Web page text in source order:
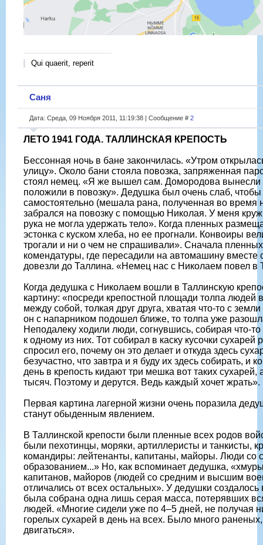
Qui quaerit, reperit
Саня
Дата: Среда, 09 Ноября 2011, 11:19:38 | Сообщение # 2
ЛЕТО 1941 ГОДА. ТАЛЛИНСКАЯ КРЕПОСТЬ
Бессонная ночь в бане закончилась. «Утром
улицу». Около бани стояла повозка, запряженная
стоял немец. «Я же вышел сам. Домородова вынесли
положили в повозку». Дедушка был очень слаб, чтобы
самостоятельно (мешала рана, полученная во время
забрался на повозку с помощью Николая. У меня
рука не могла удержать тело». Когда пленных
эстонка с куском хлеба, но ее прогнали. Конвоиры
трогали и ни о чем не спрашивали». Сначала
комендатуры, где пересадили на автомашину вместе
довезли до Таллина. «Немец нас с Николаем повел в
Когда дедушка с Николаем вошли в Таллинскую
картину: «посреди крепостной площади толпа людей
между собой, толкая друг друга, хватая что-то с земли
он с напарником подошел ближе, то толпа уже
Неподалеку ходили люди, согнувшись, собирая что-
к одному из них. Тот собирал в каску кусочки
спросил его, почему он это делает и откуда здесь
безучастно, что завтра и я буду их здесь собирать, и
день в крепость кидают три мешка вот таких сухарей,
тысяч. Поэтому и дерутся. Ведь каждый хочет жрать».
Первая картина лагерной жизни очень поразила
станут обыденным явлением.
В Таллинской крепости были пленные всех родов
были пехотинцы, моряки, артиллеристы и танкисты,
командиры: лейтенанты, капитаны, майоры. Люди
образованием...» Но, как вспоминает дедушка,
капитанов, майоров (людей со средним и высшим
отличались от всех остальных». У дедушки создалось
была собрана одна лишь серая масса, потерявших
людей. «Многие сидели уже по 4–5 дней, не получая
горелых сухарей в день на всех. Было много
двигаться».